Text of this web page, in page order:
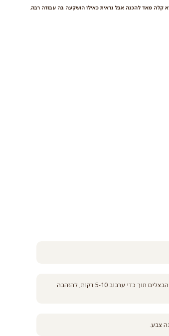
קלה מאד להכנה אבל נראית כאילו הושקעה בה עבודה רבה.
יוצקים 1/3 כוס שמן לסיר רחב ומחממים מעל להבה בינונית-גבוהה. מטגנים את הבצלים תוך כדי ערבוב 5-10 דקות, להזהבה
צבע.